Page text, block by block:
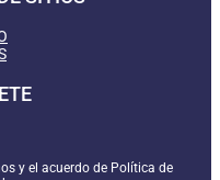
y el acuerdo de Política de